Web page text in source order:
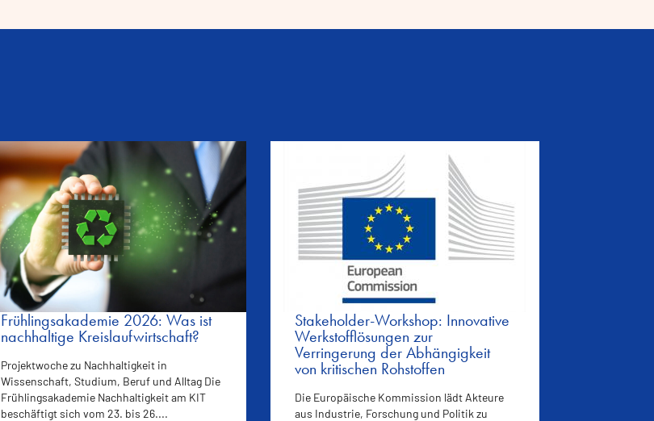
Frühlingsakademie 2026: Was ist
nachhaltige Kreislaufwirtschaft?
Projektwoche zu Nachhaltigkeit in
Wissenschaft, Studium, Beruf und Alltag Die
Frühlingsakademie Nachhaltigkeit am KIT
beschäftigt sich vom 23. bis 26....
Stakeholder-Workshop: Innovative
Werkstofflösungen zur
Verringerung der Abhängigkeit
von kritischen Rohstoffen
Die Europäische Kommission lädt Akteure
aus Industrie, Forschung und Politik zu